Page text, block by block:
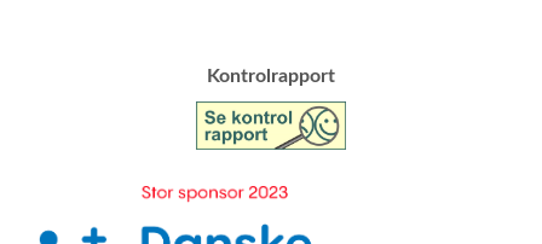
​Kontrolrapport